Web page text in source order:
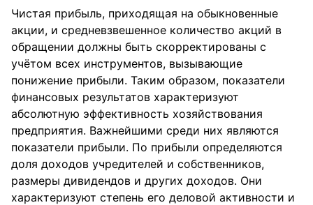
Чистая прибыль, приходящая на обыкновенные
акции, и средневзвешенное количество акций в
обращении должны быть скорректированы с
учётом всех инструментов, вызывающие
понижение прибыли. Таким образом, показатели
финансовых результатов характеризуют
абсолютную эффективность хозяйствования
предприятия. Важнейшими среди них являются
показатели прибыли. По прибыли определяются
доля доходов учредителей и собственников,
размеры дивидендов и других доходов. Они
характеризуют степень его деловой активности и